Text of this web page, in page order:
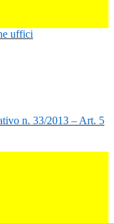
uffici
n. 33/2013 – Art. 5